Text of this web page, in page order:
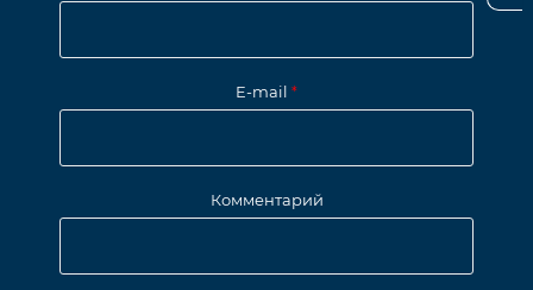
E-mail *
Комментарий